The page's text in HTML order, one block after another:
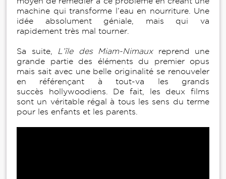
machine qui transforme l’eau en nourriture. Une
idée absolument géniale, mais qui va
rapidement très mal tourner.
Sa suite, L’île des Miam-Nimauxreprend une
grande partie des éléments du premier opus
mais sait avec une belle originalité se renouveler
en référençant à tout-va les grands
succès hollywoodiens. De fait, les deux films
sont un véritable régal à tous les sens du terme
pour les enfants et les parents.